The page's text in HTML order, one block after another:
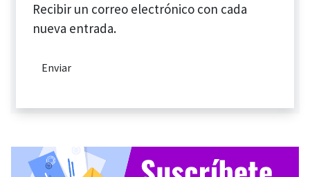
Recibir un correo electrónico con cada
nueva entrada.